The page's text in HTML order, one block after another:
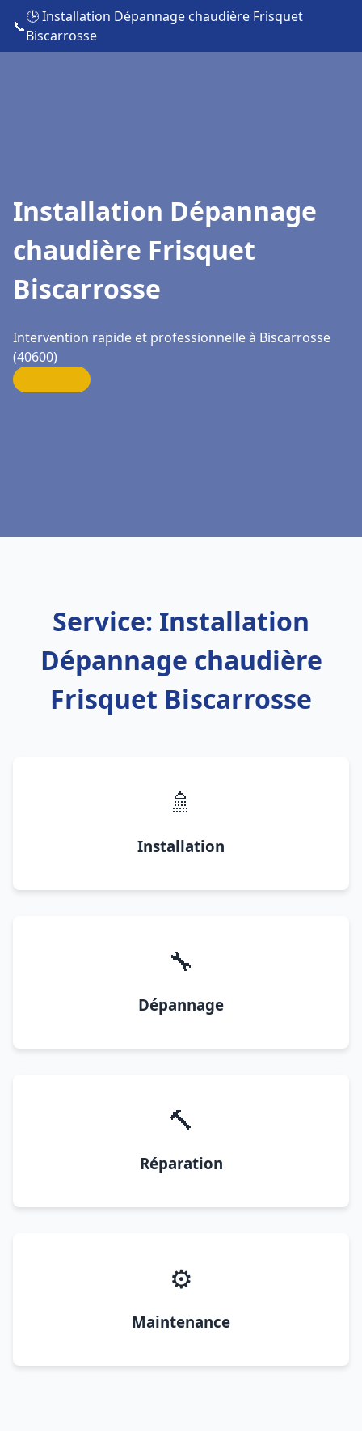
📞
🕒 Installation Dépannage chaudière Frisquet
Biscarrosse
Installation Dépannage
chaudière Frisquet
Biscarrosse
Intervention rapide et professionnelle à Biscarrosse
(40600)
Service: Installation
Dépannage chaudière
Frisquet Biscarrosse
🚿
Installation
🔧
Dépannage
🔨
Réparation
⚙️
Maintenance